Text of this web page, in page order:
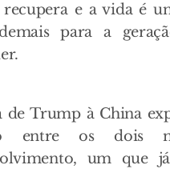
recupera e a vida é
para a
de Trump à China
entre os dois
um que